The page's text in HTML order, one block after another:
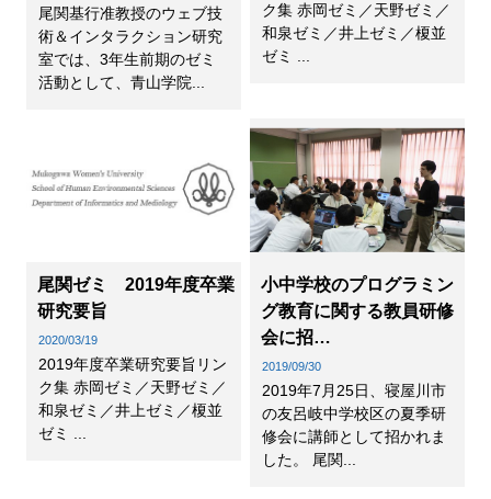
尾関基行准教授のウェブ技
術＆インタラクション研究
室では、3年生前期のゼミ
活動として、青山学院...
ク集 赤岡ゼミ／天野ゼミ／
和泉ゼミ／井上ゼミ／榎並
ゼミ ...
尾関ゼミ 2019年度卒業
研究要旨
2020/03/19
2019年度卒業研究要旨リン
ク集 赤岡ゼミ／天野ゼミ／
和泉ゼミ／井上ゼミ／榎並
ゼミ ...
小中学校のプログラミン
グ教育に関する教員研修
会に招…
2019/09/30
2019年7月25日、寝屋川市
の友呂岐中学校区の夏季研
修会に講師として招かれま
した。 尾関...